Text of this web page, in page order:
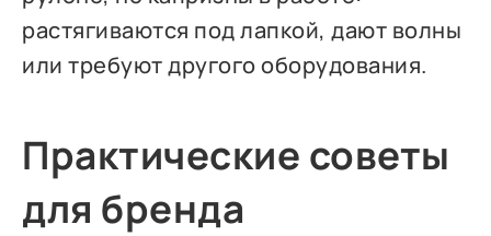
растягиваются под лапкой, дают волны
или требуют другого оборудования.
Практические советы
для бренда